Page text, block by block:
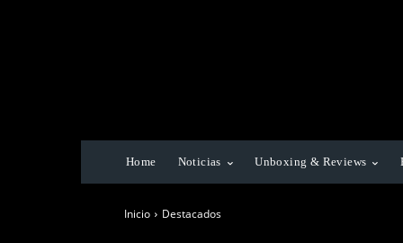
Home Noticias Unboxing & Reviews
Inicio Destacados